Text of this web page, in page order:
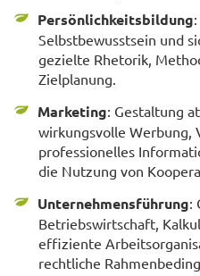
Persönlichkeitsbildung
Selbstbewusstsein und
gezielte Rhetorik,
Zielplanung.
Marketing: Gestaltung
wirkungsvolle Werbung,
professionelles
die Nutzung von
Unternehmensführung:
Betriebswirtschaft,
effiziente
rechtliche